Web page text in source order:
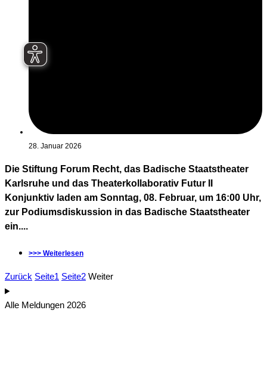
28. Januar 2026
Die Stiftung Forum Recht, das Badische Staatstheater
Karlsruhe und das Theaterkollaborativ Futur II
Konjunktiv laden am Sonntag, 08. Februar, um 16:00 Uhr,
zur Podiumsdiskussion in das Badische Staatstheater
ein....
>>> Weiterlesen
Zurück Seite1 Seite2 Weiter
Alle Meldungen 2026